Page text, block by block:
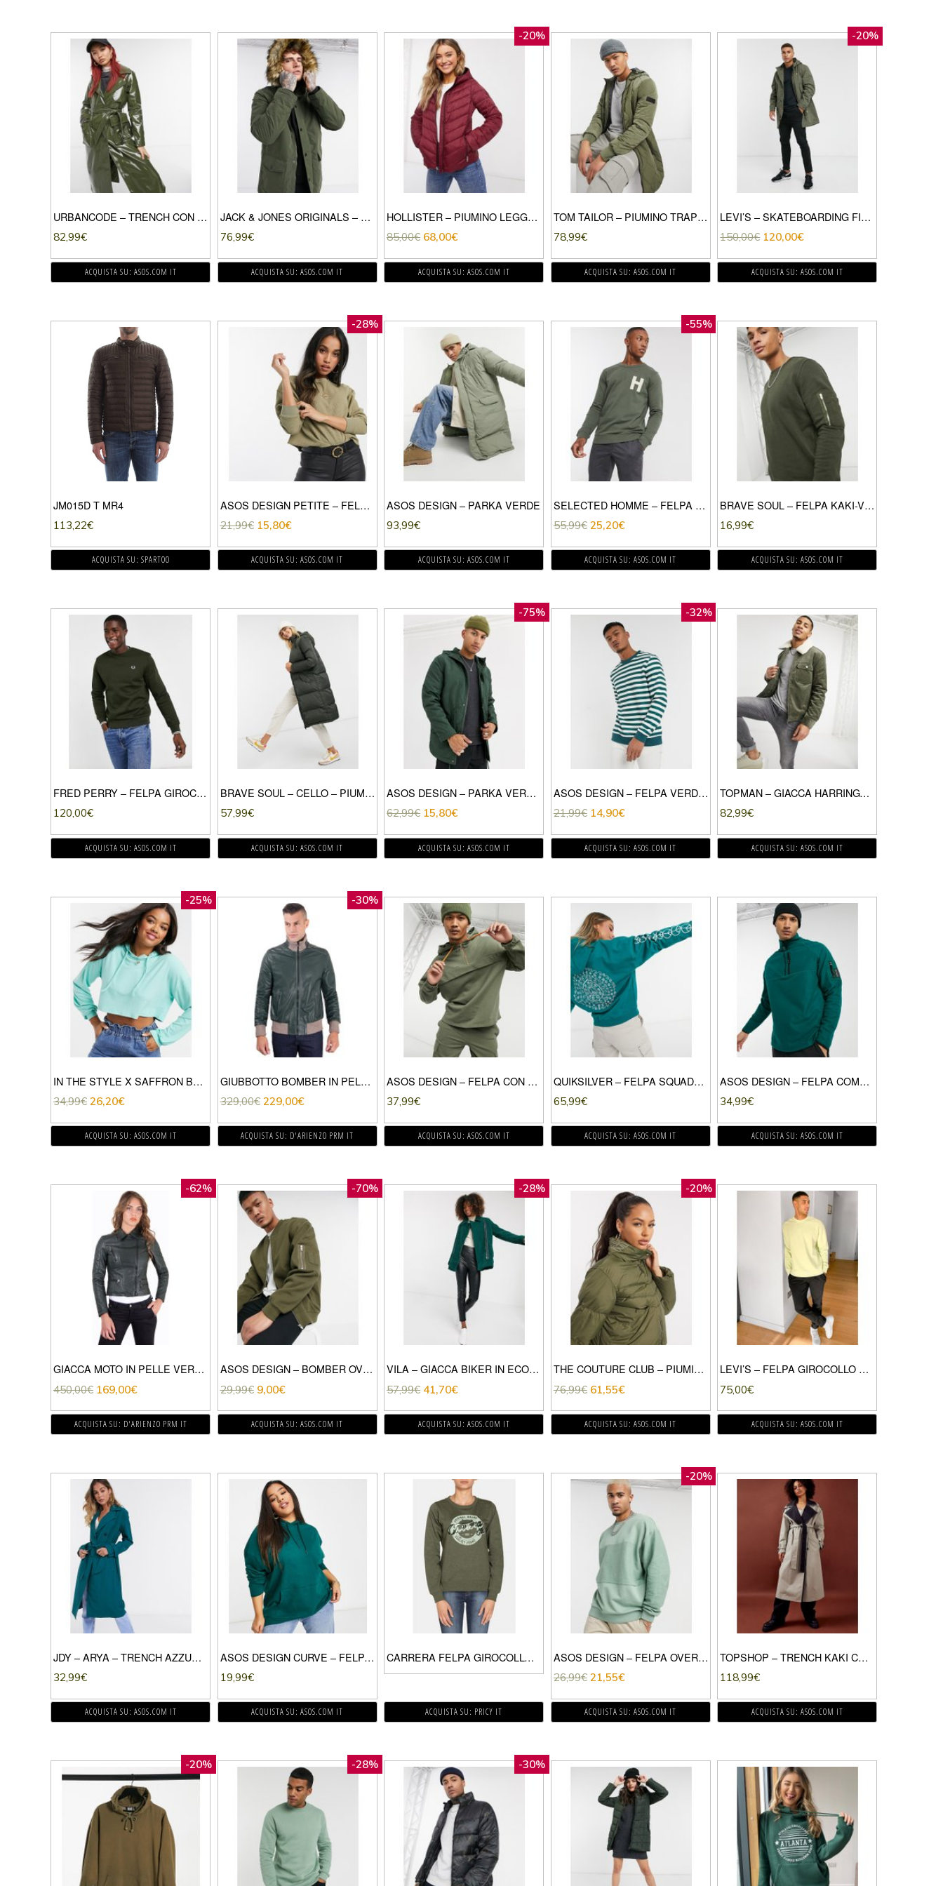
URBANCODE – TRENCH CON CINTURA IN ECOPELLE PU LUCIDA KAKI-VERDE
82,99€
ACQUISTA SU: ASOS.COM IT
JACK & JONES ORIGINALS – PARKA KAKI CON CAPPUCCIO IN PELLICCIA SINTETICA-VERDE
76,99€
ACQUISTA SU: ASOS.COM IT
-20%
HOLLISTER – PIUMINO LEGGERO-VERDE
85,00€ 68,00€
ACQUISTA SU: ASOS.COM IT
TOM TAILOR – PIUMINO TRAPUNTATO CON CAPPUCCIO COLOR KAKI-VERDE
78,99€
ACQUISTA SU: ASOS.COM IT
-20%
LEVI’S – SKATEBOARDING FISH TAIL – PARKA VERDE A QUADRI
150,00€ 120,00€
ACQUISTA SU: ASOS.COM IT
JM015D T MR4
113,22€
ACQUISTA SU: SPARTOO
-28%
ASOS DESIGN PETITE – FELPA OVERSIZE PIQUÉ CON CUCITURE-VERDE
21,99€ 15,80€
ACQUISTA SU: ASOS.COM IT
ASOS DESIGN – PARKA VERDE
93,99€
ACQUISTA SU: ASOS.COM IT
-55%
SELECTED HOMME – FELPA GIROCOLLO IN COTONE ORGANICO CON LOGO FLOCCATO COLOR KAKI-VERDE
55,99€ 25,20€
ACQUISTA SU: ASOS.COM IT
BRAVE SOUL – FELPA KAKI-VERDE
16,99€
ACQUISTA SU: ASOS.COM IT
FRED PERRY – FELPA GIROCOLLO VERDE SCURO CON LOGO SUL RETRO
120,00€
ACQUISTA SU: ASOS.COM IT
BRAVE SOUL – CELLO – PIUMINO LUNGO-VERDE
57,99€
ACQUISTA SU: ASOS.COM IT
-75%
ASOS DESIGN – PARKA VERDE BOTTIGLIA CON FODERA IN PILE
62,99€ 15,80€
ACQUISTA SU: ASOS.COM IT
-32%
ASOS DESIGN – FELPA VERDE E BIANCA A RIGHE ORIZZONTALI
21,99€ 14,90€
ACQUISTA SU: ASOS.COM IT
TOPMAN – GIACCA HARRINGTON IN TESSUTO A COSTE KAKI-VERDE
82,99€
ACQUISTA SU: ASOS.COM IT
-25%
IN THE STYLE X SAFFRON BARKER – FELPA CON CAPPUCCIO MODELLO CORTO A COSTINE IN COORDINATO COLORE MENTA-VERDE
34,99€ 26,20€
ACQUISTA SU: ASOS.COM IT
-30%
GIUBBOTTO BOMBER IN PELLE VERDE EFFETTO VINTAGE
329,00€ 229,00€
ACQUISTA SU: D'ARIENZO PRM IT
ASOS DESIGN – FELPA CON CAPPUCCIO OVERSIZE VERDE SLAVATO CON DETTAGLI ARANCIONI IN COORDINATO
37,99€
ACQUISTA SU: ASOS.COM IT
QUIKSILVER – FELPA SQUADRATA CON CAPPUCCIO VERDE-AZZURRO
65,99€
ACQUISTA SU: ASOS.COM IT
ASOS DESIGN – FELPA COMODA IN PILE CON ZIP CORTA E TASCA MA1 CON STEMMA-VERDE
34,99€
ACQUISTA SU: ASOS.COM IT
-62%
GIACCA MOTO IN PELLE VERDE TRAPUNTATA EFFETTO VINTAGE
450,00€ 169,00€
ACQUISTA SU: D'ARIENZO PRM IT
-70%
ASOS DESIGN – BOMBER OVERSIZE IN JERSEY KAKI CON TASCA MA1-VERDE
29,99€ 9,00€
ACQUISTA SU: ASOS.COM IT
-28%
VILA – GIACCA BIKER IN ECOPELLICCIA-VERDE
57,99€ 41,70€
ACQUISTA SU: ASOS.COM IT
-20%
THE COUTURE CLUB – PIUMINO CON PANNELLO RIFLETTENTE-VERDE
76,99€ 61,55€
ACQUISTA SU: ASOS.COM IT
LEVI’S – FELPA GIROCOLLO COMODA LIME SFUMATO CON LOGO PICCOLO-VERDE
75,00€
ACQUISTA SU: ASOS.COM IT
JDY – ARYA – TRENCH AZZURRO-VERDE
32,99€
ACQUISTA SU: ASOS.COM IT
ASOS DESIGN CURVE – FELPA CON CAPPUCCIO BOYFRIEND SUPER OVERSIZE VERDE BOSCO IN COTONE ORGANICO
19,99€
ACQUISTA SU: ASOS.COM IT
CARRERA FELPA GIROCOLLO DONNA VERDE
ACQUISTA SU: PRICY IT
-20%
ASOS DESIGN – FELPA OVERSIZE CON PANNELLO A BLOCCHI DI COLORE-VERDE
26,99€ 21,55€
ACQUISTA SU: ASOS.COM IT
TOPSHOP – TRENCH KAKI CON RISVOLTI A CONTRASTO-VERDE
118,99€
ACQUISTA SU: ASOS.COM IT
-20% -28% -30%